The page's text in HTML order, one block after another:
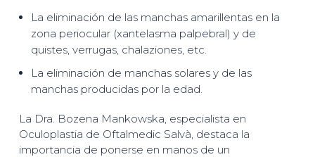
La eliminación de las manchas amarillentas en la
zona periocular (xantelasma palpebral) y de
quistes, verrugas, chalaziones, etc.
La eliminación de manchas solares y de las
manchas producidas por la edad.
La Dra. Bozena Mankowska, especialista en
Oculoplastia de Oftalmedic Salvà, destaca la
importancia de ponerse en manos de un